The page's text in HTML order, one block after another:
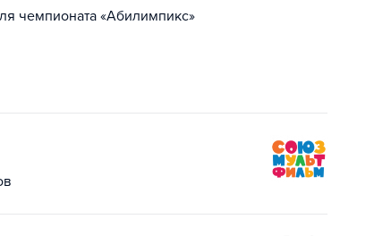
чемпионата «Абилимпикс»